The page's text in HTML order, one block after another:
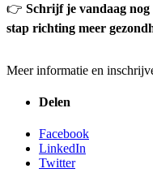
👉 Schrijf je vandaag nog
stap richting meer
Meer informatie en
Delen
Facebook
LinkedIn
Twitter